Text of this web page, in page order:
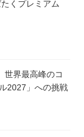
くプレミアム
世界最高峰のコ
2027」への挑戦